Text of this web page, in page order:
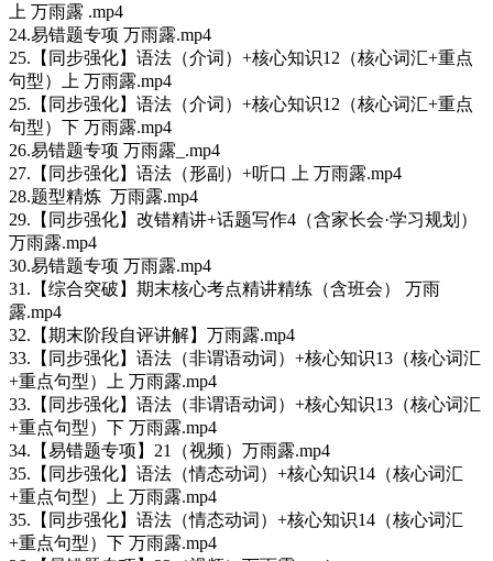
上 万雨露 .mp4
24.易错题专项 万雨露.mp4
25.【同步强化】语法（介词）+核心知识12（核心词汇+重点
句型）上 万雨露.mp4
25.【同步强化】语法（介词）+核心知识12（核心词汇+重点
句型）下 万雨露.mp4
26.易错题专项 万雨露_.mp4
27.【同步强化】语法（形副）+听口 上 万雨露.mp4
28.题型精炼 万雨露.mp4
29.【同步强化】改错精讲+话题写作4（含家长会·学习规划）
万雨露.mp4
30.易错题专项 万雨露.mp4
31.【综合突破】期末核心考点精讲精练（含班会） 万雨
露.mp4
32.【期末阶段自评讲解】万雨露.mp4
33.【同步强化】语法（非谓语动词）+核心知识13（核心词汇
+重点句型）上 万雨露.mp4
33.【同步强化】语法（非谓语动词）+核心知识13（核心词汇
+重点句型）下 万雨露.mp4
34.【易错题专项】21（视频）万雨露.mp4
35.【同步强化】语法（情态动词）+核心知识14（核心词汇
+重点句型）上 万雨露.mp4
35.【同步强化】语法（情态动词）+核心知识14（核心词汇
+重点句型）下 万雨露.mp4